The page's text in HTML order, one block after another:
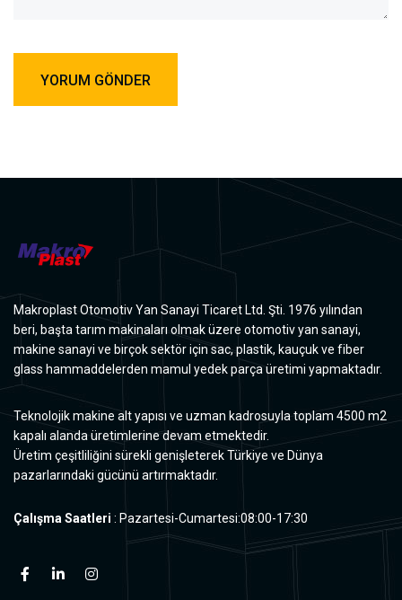
Makroplast Otomotiv Yan Sanayi Ticaret Ltd. Şti. 1976 yılından
beri, başta tarım makinaları olmak üzere otomotiv yan sanayi,
makine sanayi ve birçok sektör için sac, plastik, kauçuk ve fiber
glass hammaddelerden mamul yedek parça üretimi yapmaktadır.
Teknolojik makine alt yapısı ve uzman kadrosuyla toplam 4500 m2
kapalı alanda üretimlerine devam etmektedir.
Üretim çeşitliliğini sürekli genişleterek Türkiye ve Dünya
pazarlarındaki gücünü artırmaktadır.
Çalışma Saatleri : Pazartesi-Cumartesi:08:00-17:30